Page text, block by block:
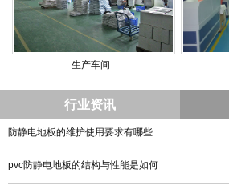
生产车间
行业资讯
防静电地板的维护使用要求有哪些
pvc防静电地板的结构与性能是如何